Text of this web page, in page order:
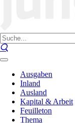
Ausgaben
Inland
Ausland
Kapital & Arbeit
Feuilleton
Thema